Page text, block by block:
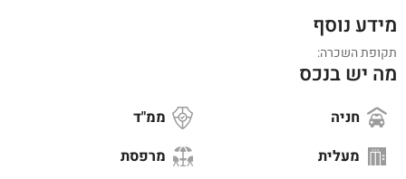
מידע נוסף
תקופת השכרה:
מה יש בנכס
חניה
ממ"ד
מעלית
מרפסת